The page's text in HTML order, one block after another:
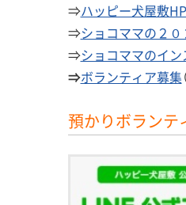
⇒ハッピー犬屋敷HP
⇒ショコママの２
⇒ショコママのイン
⇒ボランティア募集
預かりボランテ